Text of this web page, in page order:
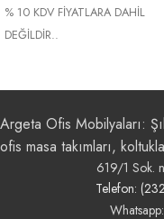
% 10 KDV FİYATLARA DAHİL
DEĞİLDİR..
Argeta Ofis Mobilyaları:
ofis masa takımları,
619/1 Sok.
Telefon: